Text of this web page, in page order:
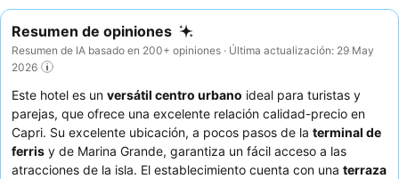
Resumen de opiniones
Resumen de IA basado en 200+ opiniones · Última actualización: 29 May
2026
Este hotel es un versátil centro urbano ideal para turistas y
parejas, que ofrece una excelente relación calidad-precio en
Capri. Su excelente ubicación, a pocos pasos de la terminal de
ferris y de Marina Grande, garantiza un fácil acceso a las
atracciones de la isla. El establecimiento cuenta con una terraza